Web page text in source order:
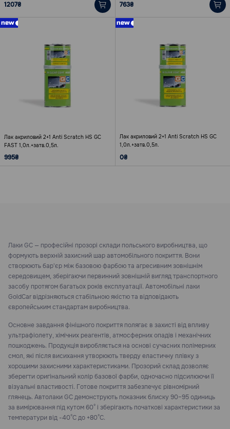
1207₴ 763₴
new
Лак акриловий 2+1 Anti Scratch HS GC
FAST 1,0л.+затв.0,5л.
995₴
new
Лак акриловий 2+1 Anti Scratch HS GC
1,0л.+затв.0,5л.
0₴
Лаки GC — професійні прозорі склади польського виробництва, що
формують верхній захисний шар автомобільного покриття. Вони
створюють бар'єр між базовою фарбою та агресивним зовнішнім
середовищем, зберігаючи первинний зовнішній вигляд транспортного
засобу протягом багатьох років експлуатації. Автомобільні лаки
GoldCar відрізняються стабільною якістю та відповідають
європейським стандартам виробництва.
Основне завдання фінішного покриття полягає в захисті від впливу
ультрафіолету, хімічних реагентів, атмосферних опадів і механічних
пошкоджень. Продукція виробляється на основі сучасних полімерних
смол, які після висихання утворюють тверду еластичну плівку з
хорошими захисними характеристиками. Прозорий склад дозволяє
зберегти оригінальний колір базової фарби, одночасно підсилюючи її
візуальні властивості. Готове покриття забезпечує рівномірний
глянець. Автолаки GC демонструють показник блиску 90–95 одиниць
за вимірювання під кутом 60° і зберігають початкові характеристики за
температури від -40°C до +80°C.